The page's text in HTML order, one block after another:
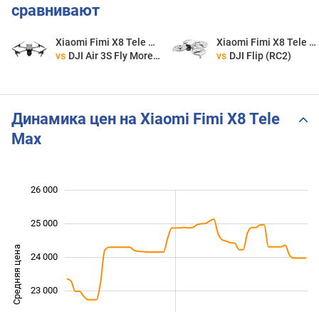
сравнивают
Xiaomi Fimi X8 Tele Max
vs DJI Air 3S Fly More Combo (RC-N3)
Xiaomi Fimi X8 Tele Max
vs DJI Flip (RC2)
Динамика цен на Xiaomi Fimi X8 Tele
Max
Средняя цена 23 000
24 000
26 000
25 000